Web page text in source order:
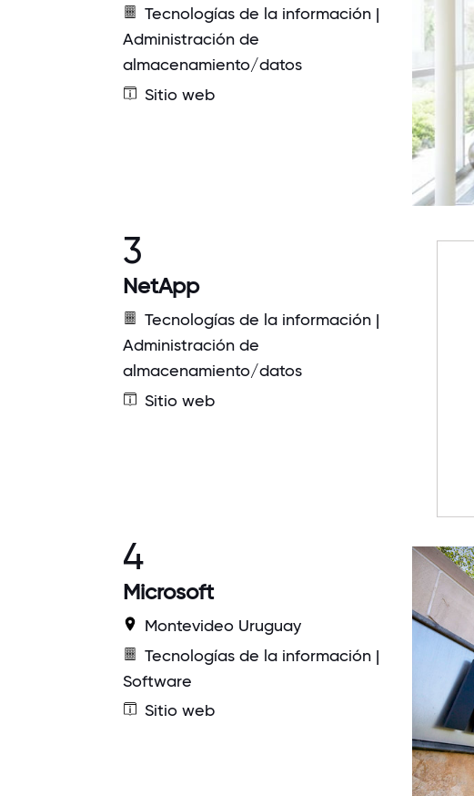
Tecnologías de la información |
Administración de
almacenamiento/datos
Sitio web
3
NetApp
Tecnologías de la información |
Administración de
almacenamiento/datos
Sitio web
4
Microsoft
Montevideo Uruguay
Tecnologías de la información |
Software
Sitio web